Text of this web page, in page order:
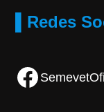
▌Redes
Facebook